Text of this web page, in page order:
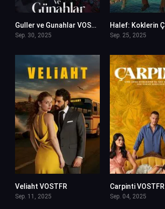
0
Guller ve Gunahlar VOSTFR
Sep. 30, 2025 Sep. 25, 2025
Veliaht VOSTFR
Sep. 11, 2025
Carpinti VOSTFR
Sep. 04, 2025